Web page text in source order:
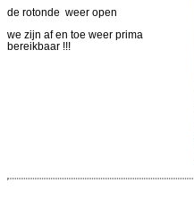
de rotonde weer open
we zijn af en toe weer prima
bereikbaar !!!